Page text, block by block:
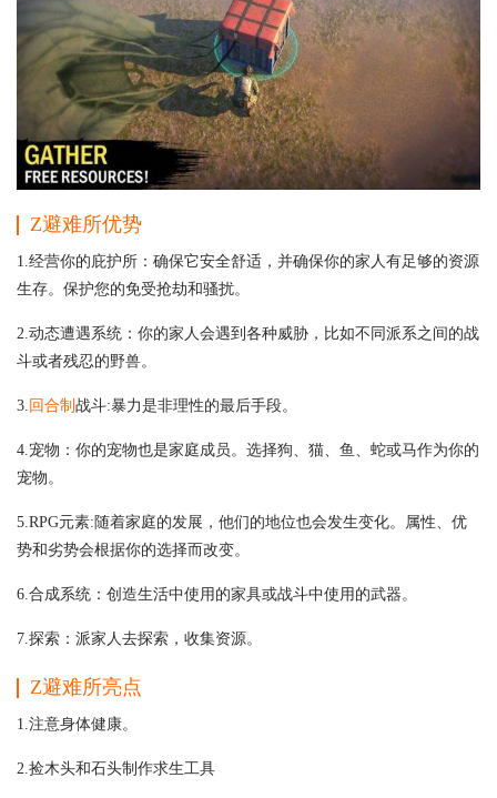
Z避难所优势
1.经营你的庇护所：确保它安全舒适，并确保你的家人有足够的资源
生存。保护您的免受抢劫和骚扰。
2.动态遭遇系统：你的家人会遇到各种威胁，比如不同派系之间的战
斗或者残忍的野兽。
3. 回合制 战斗:暴力是非理性的最后手段。
4.宠物：你的宠物也是家庭成员。选择狗、猫、鱼、蛇或马作为你的
宠物。
5.RPG元素:随着家庭的发展，他们的地位也会发生变化。属性、优
势和劣势会根据你的选择而改变。
6.合成系统：创造生活中使用的家具或战斗中使用的武器。
7.探索：派家人去探索，收集资源。
Z避难所亮点
1.注意身体健康。
2.捡木头和石头制作求生工具